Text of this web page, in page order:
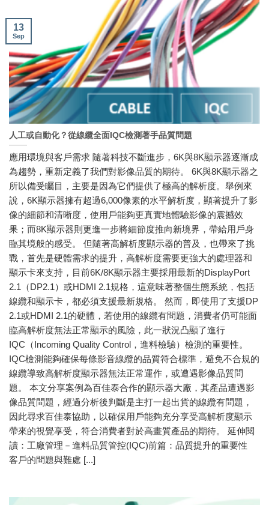
人工或自動化？從線纜全面IQC檢測著手品質問題
應用環境與客戶需求 隨著科技不斷進步，6K與8K顯示器逐漸成
為趨勢，重新定義了我們對影像品質的期待。 6K與8K顯示器之
所以備受矚目，主要是因為它們提供了極高的解析度。舉例來
說，6K顯示器擁有超過6,000像素的水平解析度，顯著提升了影
像的細節和清晰度，使用戶能夠更真實地體驗影像的震撼效
果；而8K顯示器則更進一步將細節度推向新境界，帶給用戶身
臨其境般的感受。 但隨著高解析度顯示器的普及，也帶來了挑
戰，首先是硬體需求的提升，高解析度需要更強大的處理器和
顯示卡來支持，目前6K/8K顯示器主要採用最新的DisplayPort
2.1（DP2.1）或HDMI 2.1規格，這意味著整個生態系統，包括
線纜和顯示卡，都必須支援最新規格。 然而，即使用了支援DP
2.1或HDMI 2.1的硬體，若使用的線纜有問題，消費者仍可能面
臨高解析度無法正常顯示的風險，此一狀況凸顯了進行
IQC（Incoming Quality Control，進料檢驗）檢測的重要性。
IQC檢測能夠確保每條影音線纜的品質符合標準，避免不合規的
線纜導致高解析度顯示器無法正常運作，或遭遇影像品質問
題。 本文分享案例為百佳泰合作的顯示器大廠，其產品遭遇影
像品質問題，經過分析後判斷是主打一起出貨的線纜有問題，
因此尋求百佳泰協助，以確保用戶能夠充分享受高解析度顯示
帶來的視覺享受，符合消費者對於高畫質產品的期待。 延伸閱
讀：工廠管理－進料品質管控(IQC)前篇：品質提升的重要性
客戶的問題與難處 [...]
13
Sep